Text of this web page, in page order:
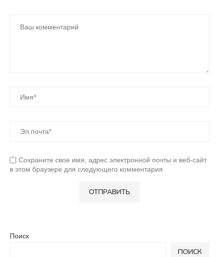
Сохраните свое имя, адрес электронной почты и веб-сайт
в этом браузере для следующего комментария
Поиск
ПОИСК